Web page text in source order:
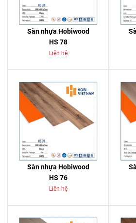
Sàn nhựa Hobiwood
HS 78
Liên hệ
Sàn nhựa Hobiwood
HS 76
Liên hệ